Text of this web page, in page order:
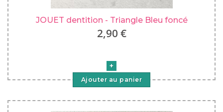
JOUET dentition - Triangle Bleu foncé
2,90 €
Ajouter au panier